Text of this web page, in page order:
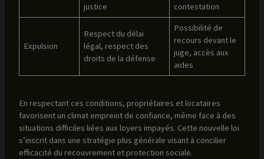
justice
contestation
Expulsion
Respect du délai
légal, respect des
droits de la défense
Possibilité de
recours devant le
juge, accès aux
aides
En respectant ces conditions, propriétaires et locataires
favorisent un climat empreint de confiance, même face à des
situations difficiles liées aux loyers impayés. Cette nouvelle loi
s’inscrit dans une stratégie plus générale visant à concilier
efficacité du recouvrement et protection sociale.